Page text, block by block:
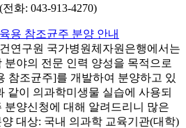
화: 043-913-4270)
용 참조균주 분양 안내
연구원 국가병원체자원은행에서는
분야의 전문 인력 양성을 목적으로
참조균주]를 개발하여 분양하고 있
같이 의과학미생물 실습에 사용되
분양신청에 대해 알려드리니 많은
대상: 국내 의과학 교육기관(대학)